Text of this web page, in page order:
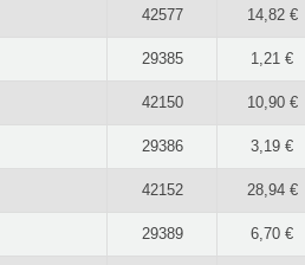
42577 14,82 €
29385 1,21 €
42150 10,90 €
29386 3,19 €
42152 28,94 €
29389 6,70 €